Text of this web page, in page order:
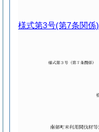
様式第3号(第7条関係)